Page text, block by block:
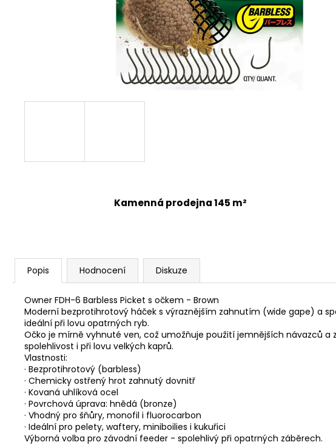
Kamenná prodejna 145 m²
Popis Hodnocení Diskuze
Owner FDH-6 Barbless Picket s očkem - Brown
Moderní bezprotihrotový háček s výraznějším zahnutím (wide gape) a
ideální při lovu opatrných ryb.
Očko je mírně vyhnuté ven, což umožňuje použití jemnějších návazců
spolehlivost i při lovu velkých kaprů.
Vlastnosti:
· Bezprotihrotový (barbless)
· Chemicky ostřený hrot zahnutý dovnitř
· Kovaná uhlíková ocel
· Povrchová úprava: hnědá (bronze)
· Vhodný pro šňůry, monofil i fluorocarbon
· Ideální pro pelety, waftery, miniboilies i kukuřici
Výborná volba pro závodní feeder - spolehlivý při opatrných záběrech.